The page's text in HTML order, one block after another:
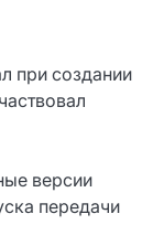
при создании
версии
передачи